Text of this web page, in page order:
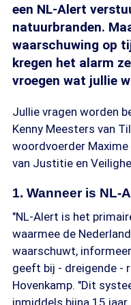
een NL-Alert
natuurbranden.
waarschuwing op
kregen het alarm
vroegen wat jullie
Jullie vragen worden
Kenny Meesters van
woordvoerder
van Justitie en
1. Wanneer is NL-
"NL-Alert is het
waarmee de
waarschuwt,
geeft bij - dreigende -
Hovenkamp. "Dit
inmiddels bijna 15